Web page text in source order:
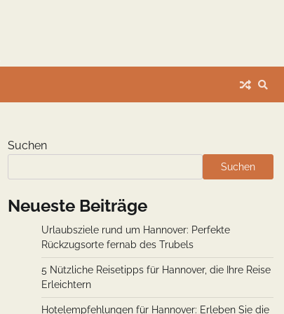
Suchen
Suchen
Neueste Beiträge
Urlaubsziele rund um Hannover: Perfekte
Rückzugsorte fernab des Trubels
5 Nützliche Reisetipps für Hannover, die Ihre Reise
Erleichtern
Hotelempfehlungen für Hannover: Erleben Sie die